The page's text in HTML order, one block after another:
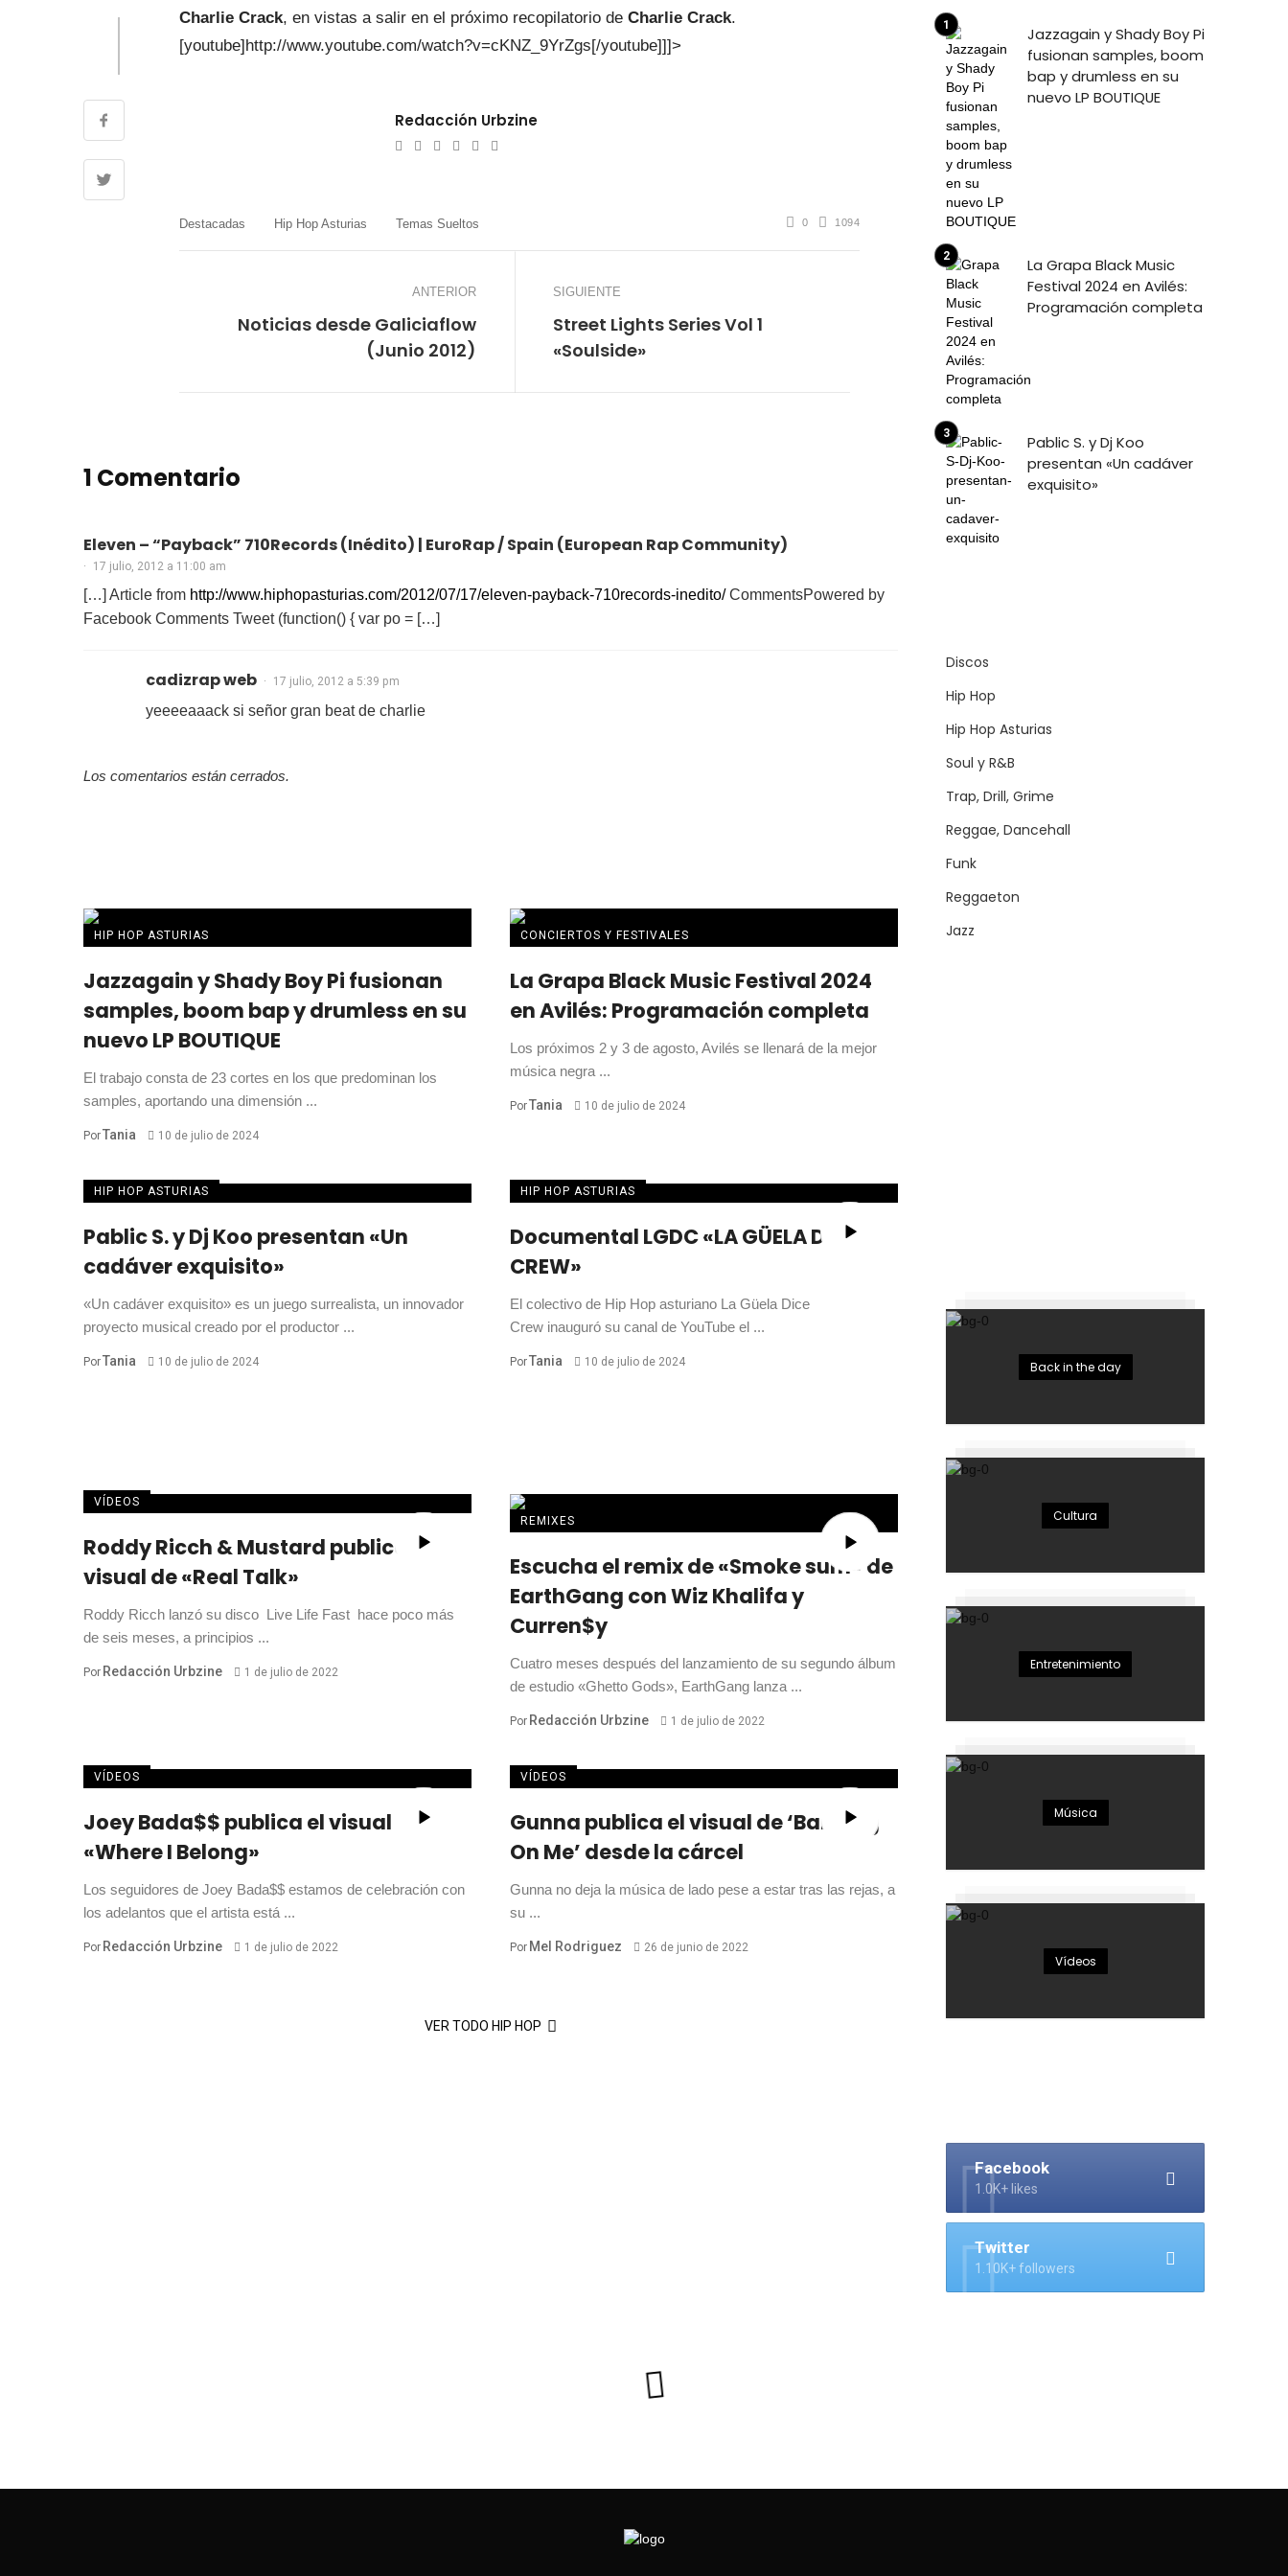
Charlie Crack, en vistas a salir en el próximo recopilatorio de Charlie Crack.
[youtube]http://www.youtube.com/watch?v=cKNZ_9YrZgs[/youtube]]]>
Redacción Urbzine
WebsiteTwitterFacebook
Youtube
Destacadas Hip Hop Asturias Temas Sueltos 0 1094
ANTERIOR
Noticias desde Galiciaflow
(Junio 2012)
SIGUIENTE
Street Lights Series Vol 1
«Soulside»
1 Comentario
Eleven – “Payback” 710Records (Inédito) | EuroRap / Spain (European Rap Community)
17 julio, 2012 a 11:00 am
[…] Article from http://www.hiphopasturias.com/2012/07/17/eleven-payback-710records-inedito/CommentsPowered by
Facebook Comments Tweet (function() { var po = […]
cadizrap web 17 julio, 2012 a 5:39 pm
yeeeeaaack si señor gran beat de charlie
Los comentarios están cerrados.
HIP HOP ASTURIAS
Jazzagain y Shady Boy Pi fusionan
samples, boom bap y drumless en su
nuevo LP BOUTIQUE
El trabajo consta de 23 cortes en los que predominan los
samples, aportando una dimensión ...
PorTania 10 de julio de 2024
CONCIERTOS Y FESTIVALES
La Grapa Black Music Festival 2024
en Avilés: Programación completa
Los próximos 2 y 3 de agosto, Avilés se llenará de la mejor
música negra ...
PorTania 10 de julio de 2024
HIP HOP ASTURIAS
Pablic S. y Dj Koo presentan «Un
cadáver exquisito»
«Un cadáver exquisito» es un juego surrealista, un innovador
proyecto musical creado por el productor ...
PorTania 10 de julio de 2024
HIP HOP ASTURIAS
Documental LGDC «LA GÜELA DICE
CREW»
El colectivo de Hip Hop asturiano La Güela Dice
Crew inauguró su canal de YouTube el ...
PorTania 10 de julio de 2024
VÍDEOS
Roddy Ricch & Mustard publican el
visual de «Real Talk»
Roddy Ricch lanzó su disco Live Life Fast hace poco más
de seis meses, a principios ...
Por Redacción Urbzine 1 de julio de 2022
REMIXES
Escucha el remix de «Smoke sum» de
EarthGang con Wiz Khalifa y
Curren$y
Cuatro meses después del lanzamiento de su segundo álbum
de estudio «Ghetto Gods», EarthGang lanza ...
Por Redacción Urbzine 1 de julio de 2022
VÍDEOS
Joey Bada$$ publica el visual de
«Where I Belong»
Los seguidores de Joey Bada$$ estamos de celebración con
los adelantos que el artista está ...
Por Redacción Urbzine 1 de julio de 2022
VÍDEOS
Gunna publica el visual de ‘Banking
On Me’ desde la cárcel
Gunna no deja la música de lado pese a estar tras las rejas, a
su ...
Por Mel Rodriguez 26 de junio de 2022
VER TODO HIP HOP
Jazzagain y Shady Boy Pi
fusionan samples, boom
bap y drumless en su
nuevo LP BOUTIQUE
La Grapa Black Music
Festival 2024 en Avilés:
Programación completa
Pablic S. y Dj Koo
presentan «Un cadáver
exquisito»
Discos
Hip Hop
Hip Hop Asturias
Soul y R&B
Trap, Drill, Grime
Reggae, Dancehall
Funk
Reggaeton
Jazz
Back in the day
Cultura
Entretenimiento
Música
Vídeos
Facebook
1.0K+ likes
Twitter
1.10K+ followers